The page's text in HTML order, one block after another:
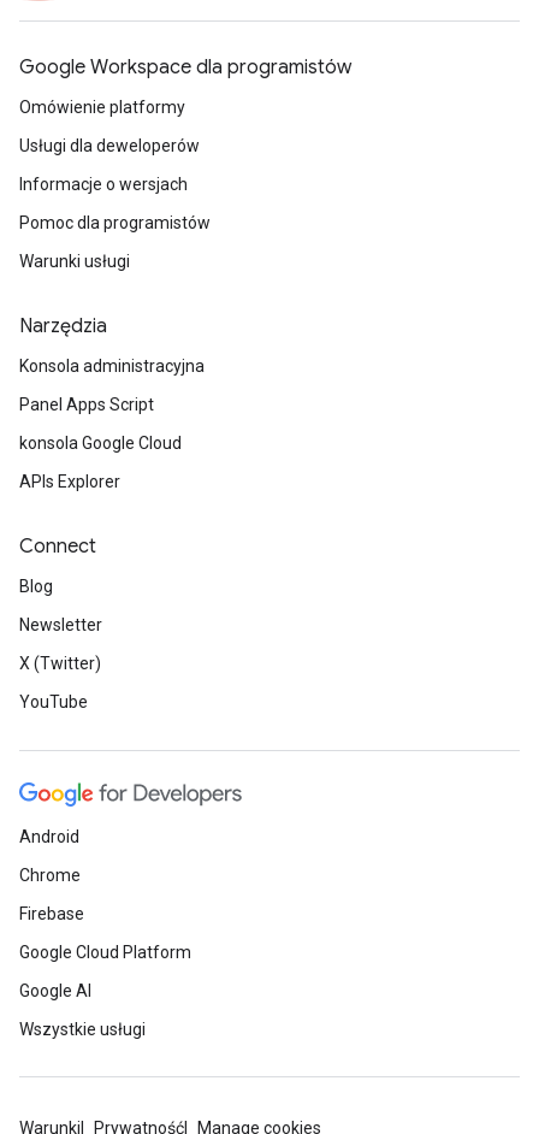
Google Workspace dla programistów
Omówienie platformy
Usługi dla deweloperów
Informacje o wersjach
Pomoc dla programistów
Warunki usługi
Narzędzia
Konsola administracyjna
Panel Apps Script
konsola Google Cloud
APIs Explorer
Connect
Blog
Newsletter
X (Twitter)
YouTube
Android
Chrome
Firebase
Google Cloud Platform
Google AI
Wszystkie usługi
Warunki Prywatność Manage cookies